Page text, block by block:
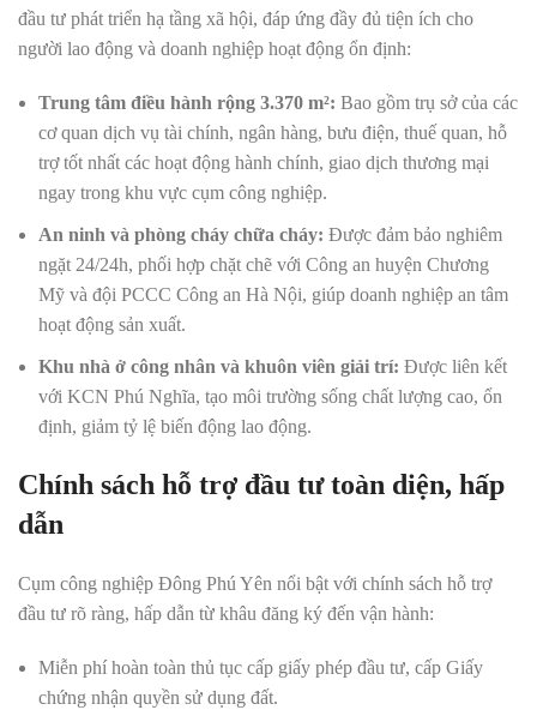
đầu tư phát triển hạ tầng xã hội, đáp ứng đầy đủ tiện ích cho
người lao động và doanh nghiệp hoạt động ổn định:
Trung tâm điều hành rộng 3.370 m²: Bao gồm trụ sở của các
cơ quan dịch vụ tài chính, ngân hàng, bưu điện, thuế quan, hỗ
trợ tốt nhất các hoạt động hành chính, giao dịch thương mại
ngay trong khu vực cụm công nghiệp.
An ninh và phòng cháy chữa cháy: Được đảm bảo nghiêm
ngặt 24/24h, phối hợp chặt chẽ với Công an huyện Chương
Mỹ và đội PCCC Công an Hà Nội, giúp doanh nghiệp an tâm
hoạt động sản xuất.
Khu nhà ở công nhân và khuôn viên giải trí: Được liên kết
với KCN Phú Nghĩa, tạo môi trường sống chất lượng cao, ổn
định, giảm tỷ lệ biến động lao động.
Chính sách hỗ trợ đầu tư toàn diện, hấp
dẫn
Cụm công nghiệp Đông Phú Yên nổi bật với chính sách hỗ trợ
đầu tư rõ ràng, hấp dẫn từ khâu đăng ký đến vận hành:
Miễn phí hoàn toàn thủ tục cấp giấy phép đầu tư, cấp Giấy
chứng nhận quyền sử dụng đất.